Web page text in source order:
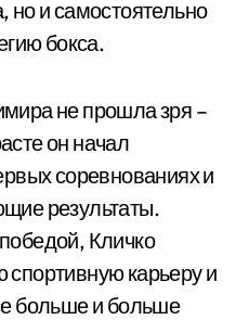
но и самостоятельно
бокса.
не прошла зря –
он начал
соревнованиях и
результаты.
Кличко
карьеру и
больше и больше